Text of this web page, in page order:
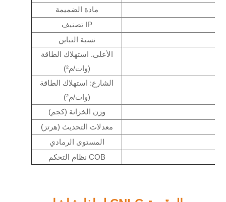
مادة الضميمة
تصنيف IP
نسبة التباين
الأعلى. استهلاك الطاقة
(وات/م²)
الشارع: استهلاك الطاقة
(وات/م²)
وزن الخزانة (كجم)
معدلات التحديث (هرتز)
المستوى الرمادي
نظام التحكم COB